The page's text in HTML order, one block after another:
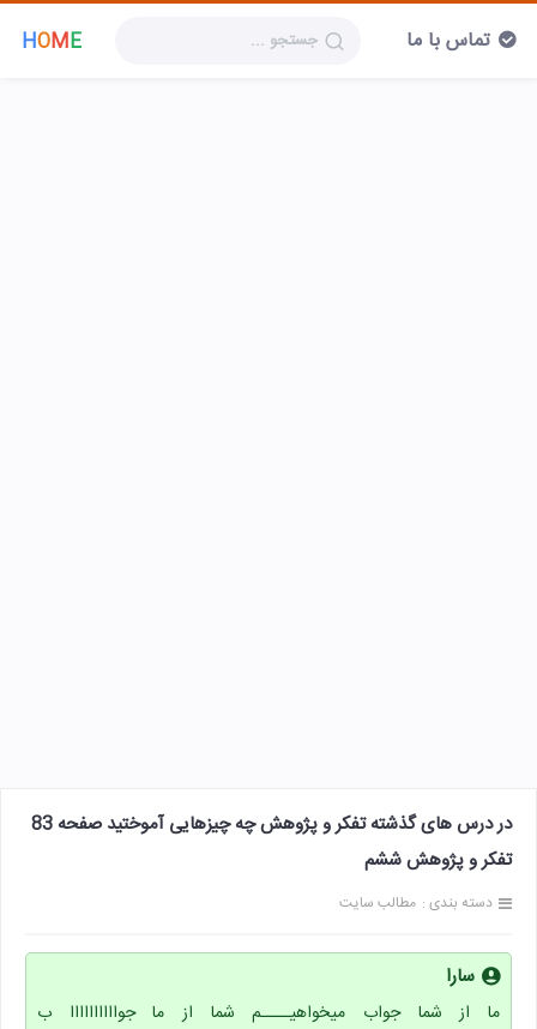
HOME تماس با ما
در درس های گذشته تفکر و پژوهش چه چیزهایی آموختید صفحه 83
تفکر و پژوهش ششم
دسته بندی : مطالب سایت
سارا
ما از شما جواب میخواهیــــم شما از ما جواااااااااا ب